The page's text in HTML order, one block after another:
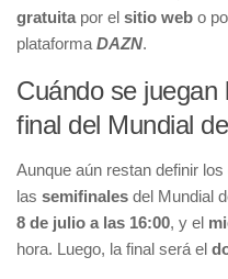
gratuita por el sitio web o
plataforma DAZN.
Cuándo se juegan
final del Mundial
Aunque aún restan definir
las semifinales del Mundial
8 de julio a las 16:00, y el
hora. Luego, la final será el